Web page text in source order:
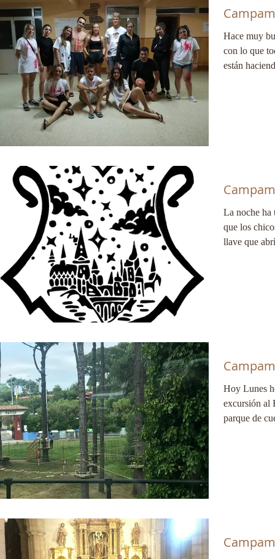
Hace muy
con lo que
están
La noche ha
que los
llave que
Hoy Lunes
excursión al
parque de